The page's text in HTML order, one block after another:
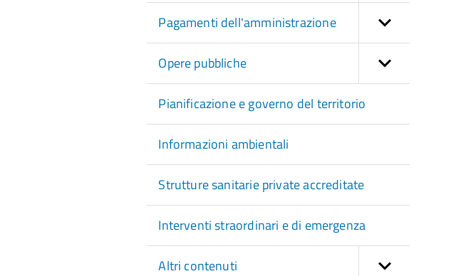
Pagamenti dell'amministrazione
Opere pubbliche
Pianificazione e governo del territorio
Informazioni ambientali
Strutture sanitarie private accreditate
Interventi straordinari e di emergenza
Altri contenuti